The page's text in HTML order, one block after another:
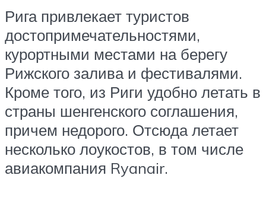
Рига привлекает туристов
достопримечательностями,
курортными местами на берегу
Рижского залива и фестивалями.
Кроме того, из Риги удобно летать в
страны шенгенского соглашения,
причем недорого. Отсюда летает
несколько лоукостов, в том числе
авиакомпания Ryanair.